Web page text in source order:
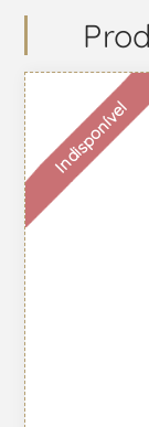
Indisponível